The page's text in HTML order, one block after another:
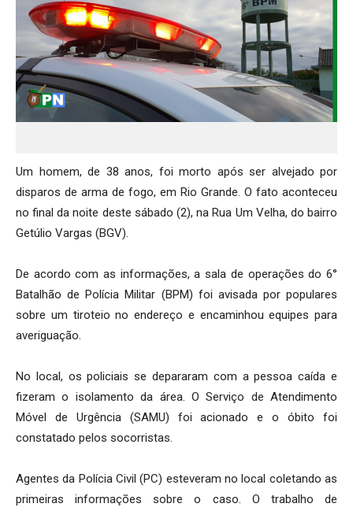
Um homem, de 38 anos, foi morto após ser alvejado por
disparos de arma de fogo, em Rio Grande. O fato aconteceu
no final da noite deste sábado (2), na Rua Um Velha, do bairro
Getúlio Vargas (BGV).
De acordo com as informações, a sala de operações do 6°
Batalhão de Polícia Militar (BPM) foi avisada por populares
sobre um tiroteio no endereço e encaminhou equipes para
averiguação.
No local, os policiais se depararam com a pessoa caída e
fizeram o isolamento da área. O Serviço de Atendimento
Móvel de Urgência (SAMU) foi acionado e o óbito foi
constatado pelos socorristas.
Agentes da Polícia Civil (PC) esteveram no local coletando as
primeiras informações sobre o caso. O trabalho de